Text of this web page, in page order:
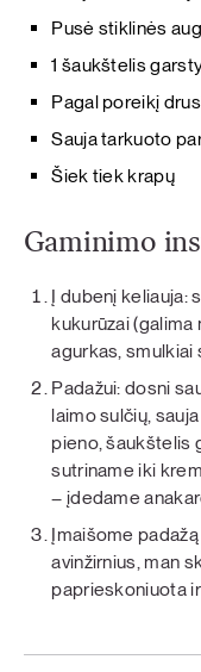
Pusė stiklinės
1 šaukštelis
Pagal poreikį
Sauja tarkuoto
Šiek tiek krapų
Gaminimo
Į dubenį keliauja:
kukurūzai
agurkas,
Padažui: dosni
laimo sulčių,
pieno, šaukštelis
sutriname iki
– įdedame
Įmaišome
avinžirnius, man
paprieskoniuota